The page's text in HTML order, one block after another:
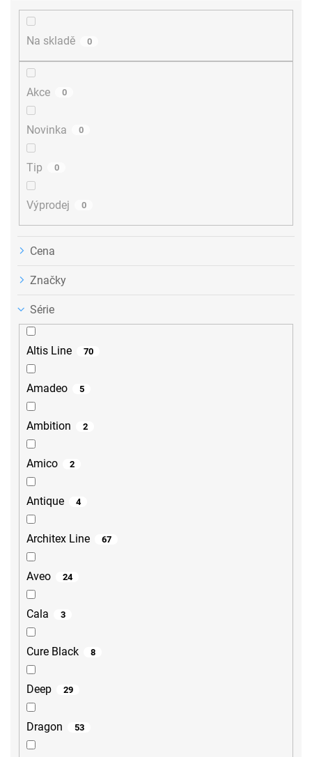
Na skladě 0
Akce 0
Novinka 0
Tip 0
Výprodej 0
Cena
Značky
Série
Altis Line 70
Amadeo 5
Ambition 2
Amico 2
Antique 4
Architex Line 67
Aveo 24
Cala 3
Cure Black 8
Deep 29
Dragon 53